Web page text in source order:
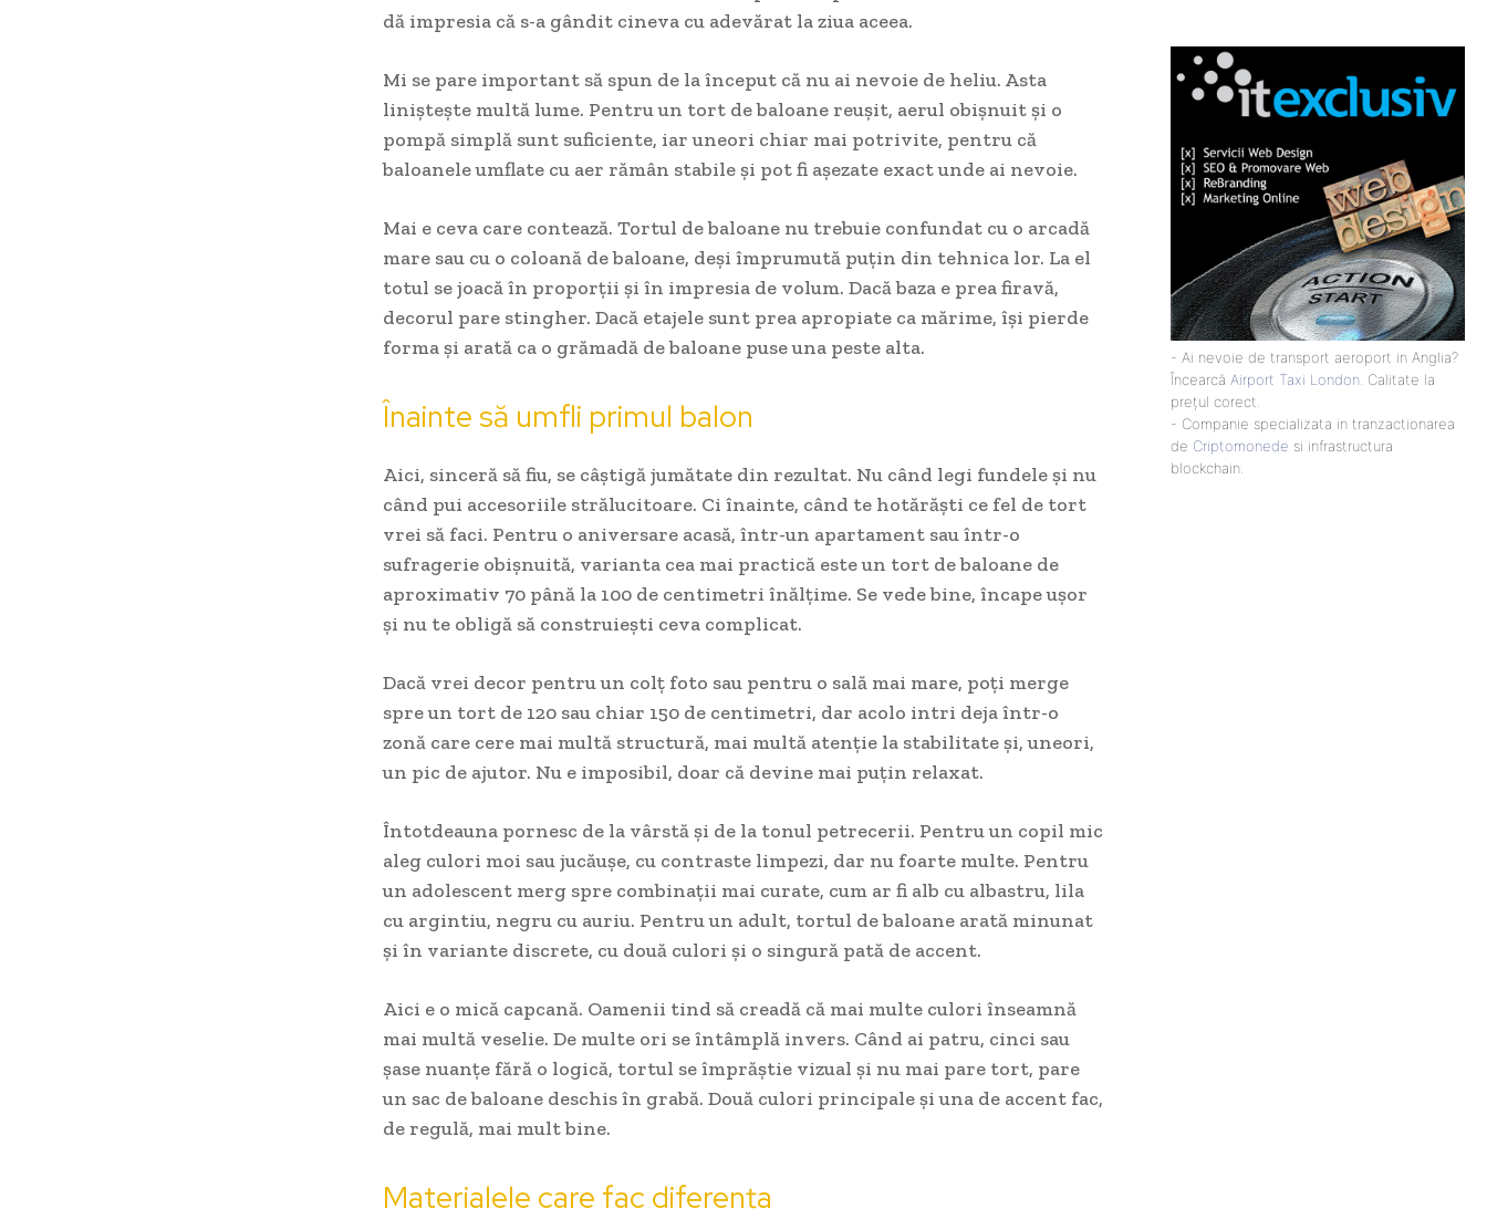
dă impresia că s-a gândit cineva cu adevărat la ziua aceea.
Mi se pare important să spun de la început că nu ai nevoie de heliu. Asta
liniștește multă lume. Pentru un tort de baloane reușit, aerul obișnuit și o
pompă simplă sunt suficiente, iar uneori chiar mai potrivite, pentru că
baloanele umflate cu aer rămân stabile și pot fi așezate exact unde ai nevoie.
Mai e ceva care contează. Tortul de baloane nu trebuie confundat cu o arcadă
mare sau cu o coloană de baloane, deși împrumută puțin din tehnica lor. La el
totul se joacă în proporții și în impresia de volum. Dacă baza e prea firavă,
decorul pare stingher. Dacă etajele sunt prea apropiate ca mărime, își pierde
forma și arată ca o grămadă de baloane puse una peste alta.
Înainte să umfli primul balon
Aici, sinceră să fiu, se câștigă jumătate din rezultat. Nu când legi fundele și nu
când pui accesoriile strălucitoare. Ci înainte, când te hotărăști ce fel de tort
vrei să faci. Pentru o aniversare acasă, într-un apartament sau într-o
sufragerie obișnuită, varianta cea mai practică este un tort de baloane de
aproximativ 70 până la 100 de centimetri înălțime. Se vede bine, încape ușor
și nu te obligă să construiești ceva complicat.
Dacă vrei decor pentru un colț foto sau pentru o sală mai mare, poți merge
spre un tort de 120 sau chiar 150 de centimetri, dar acolo intri deja într-o
zonă care cere mai multă structură, mai multă atenție la stabilitate și, uneori,
un pic de ajutor. Nu e imposibil, doar că devine mai puțin relaxat.
Întotdeauna pornesc de la vârstă și de la tonul petrecerii. Pentru un copil mic
aleg culori moi sau jucăușe, cu contraste limpezi, dar nu foarte multe. Pentru
un adolescent merg spre combinații mai curate, cum ar fi alb cu albastru, lila
cu argintiu, negru cu auriu. Pentru un adult, tortul de baloane arată minunat
și în variante discrete, cu două culori și o singură pată de accent.
Aici e o mică capcană. Oamenii tind să creadă că mai multe culori înseamnă
mai multă veselie. De multe ori se întâmplă invers. Când ai patru, cinci sau
șase nuanțe fără o logică, tortul se împrăștie vizual și nu mai pare tort, pare
un sac de baloane deschis în grabă. Două culori principale și una de accent fac,
de regulă, mai mult bine.
Materialele care fac diferența
- Ai nevoie de transport aeroport in Anglia?
Încearcă Airport Taxi London . Calitate la
prețul corect.
- Companie specializata in tranzactionarea
de Criptomonede si infrastructura
blockchain.